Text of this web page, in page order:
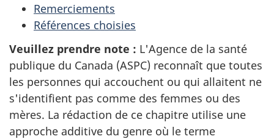
Remerciements
Références choisies
Veuillez prendre note : L'Agence de la santé
publique du Canada (ASPC) reconnaît que toutes
les personnes qui accouchent ou qui allaitent ne
s'identifient pas comme des femmes ou des
mères. La rédaction de ce chapitre utilise une
approche additive du genre où le terme